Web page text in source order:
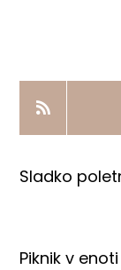
PRODAJNI
AKTUALNO
Sladko
Piknik v